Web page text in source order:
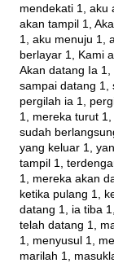
mendekati 1, aku
akan tampil 1,
1, aku menuju 1,
berlayar 1, Kami
Akan datang Ia 1,
sampai datang 1,
pergilah ia 1,
1, mereka turut
sudah
yang keluar 1,
tampil 1,
1, mereka akan
ketika pulang 1,
datang 1, ia tiba
telah datang 1,
1, menyusul 1,
marilah 1,